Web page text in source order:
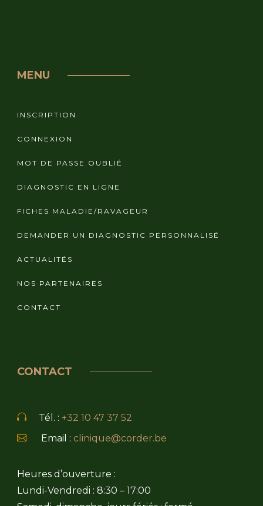
MENU
INSCRIPTION
CONNEXION
MOT DE PASSE OUBLIÉ
DIAGNOSTIC EN LIGNE
FICHES MALADIE/RAVAGEUR
DEMANDER UN DIAGNOSTIC PERSONNALISÉ
ACTUALITÉS
NOS PARTENAIRES
CONTACT
CONTACT
Tél. : +32 10 47 37 52
Email : clinique@corder.be
Heures d’ouverture :
Lundi-Vendredi : 8:30 – 17:00